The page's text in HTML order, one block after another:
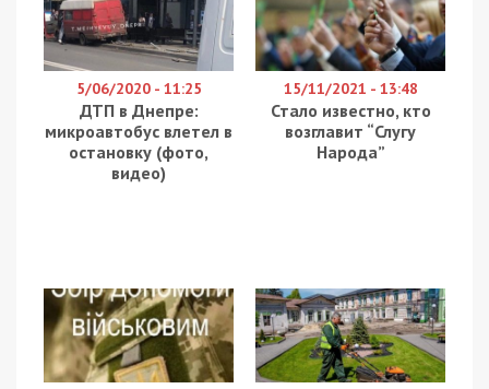
5/06/2020 - 11:25
ДТП в Днепре:
микроавтобус влетел в
остановку (фото,
видео)
15/11/2021 - 13:48
Стало известно, кто
возглавит “Слугу
Народа”